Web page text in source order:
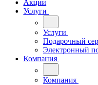
Акции
Услуги
Услуги
Подарочный
Электронный
Компания
Компания